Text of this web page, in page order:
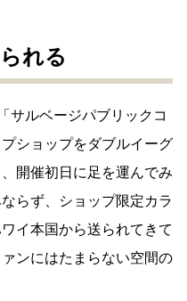
れる
サルベージパブリックコ
ショップをダブルイーグ
開催初日に足を運んでみ
らず、ショップ限定カラ
イ本国から送られてきて
ンにはたまらない空間の